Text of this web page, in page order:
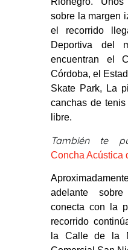
sobre la margen
el recorrido
Deportiva del
encuentran el
Córdoba, el
Skate Park, La
canchas de
libre.
También te
Concha Acústica
adelante
conecta con la
recorrido
la Calle de la